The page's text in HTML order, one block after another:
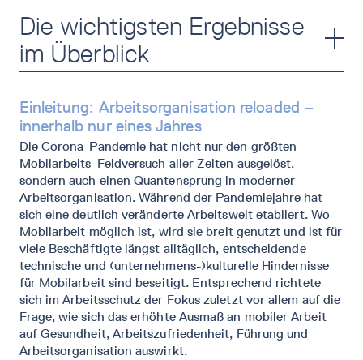
Die wichtigsten Ergebnisse
im Überblick
Einleitung: Arbeitsorganisation reloaded –
innerhalb nur eines Jahres
Die Corona-Pandemie hat nicht nur den größten
Mobilarbeits-Feldversuch aller Zeiten ausgelöst,
sondern auch einen Quantensprung in moderner
Arbeitsorganisation. Während der Pandemiejahre hat
sich eine deutlich veränderte Arbeitswelt etabliert. Wo
Mobilarbeit möglich ist, wird sie breit genutzt und ist für
viele Beschäftigte längst alltäglich, entscheidende
technische und (unternehmens-)kulturelle Hindernisse
für Mobilarbeit sind beseitigt. Entsprechend richtete
sich im Arbeitsschutz der Fokus zuletzt vor allem auf die
Frage, wie sich das erhöhte Ausmaß an mobiler Arbeit
auf Gesundheit, Arbeitszufriedenheit, Führung und
Arbeitsorganisation auswirkt.